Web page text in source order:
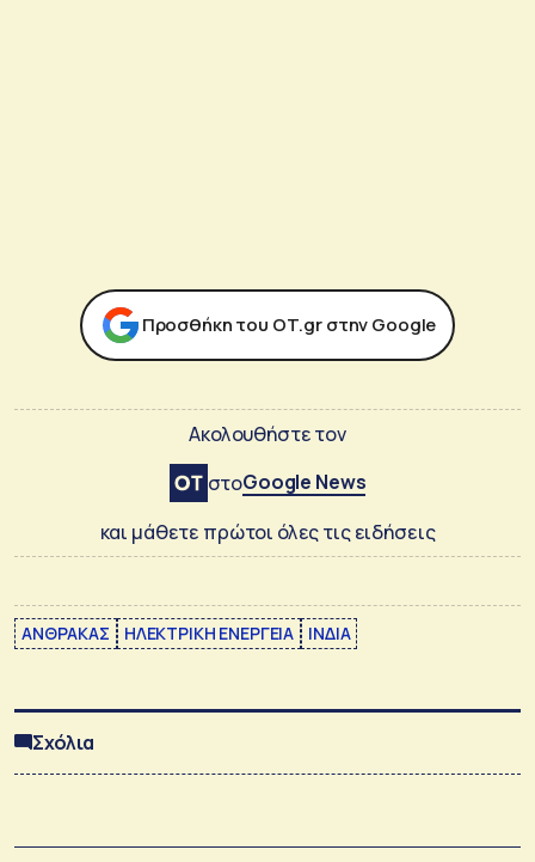
Προσθήκη του ΟΤ.gr στην Google
Ακολουθήστε τον
στοGoogle News
και μάθετε πρώτοι όλες τις ειδήσεις
ΑΝΘΡΑΚΑΣ ΗΛΕΚΤΡΙΚΗ ΕΝΕΡΓΕΙΑ ΙΝΔΙΑ
Σχόλια